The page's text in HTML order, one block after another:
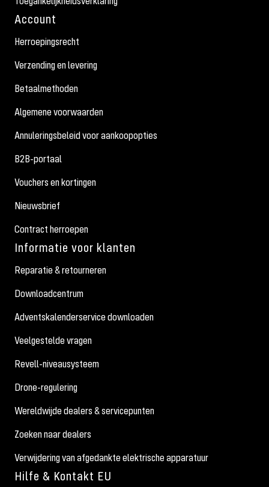
Account
Herroepingsrecht
Verzending en levering
Betaalmethoden
Algemene voorwaarden
Annuleringsbeleid voor aankoopopties
B2B-portaal
Vouchers en kortingen
Nieuwsbrief
Contract herroepen
Informatie voor klanten
Reparatie & retourneren
Downloadcentrum
Adventskalenderservice downloaden
Veelgestelde vragen
Revell-niveausysteem
Drone-regulering
Wereldwijde dealers & servicepunten
Zoeken naar dealers
Verwijdering van afgedankte elektrische apparatuur
Hilfe & Kontakt EU